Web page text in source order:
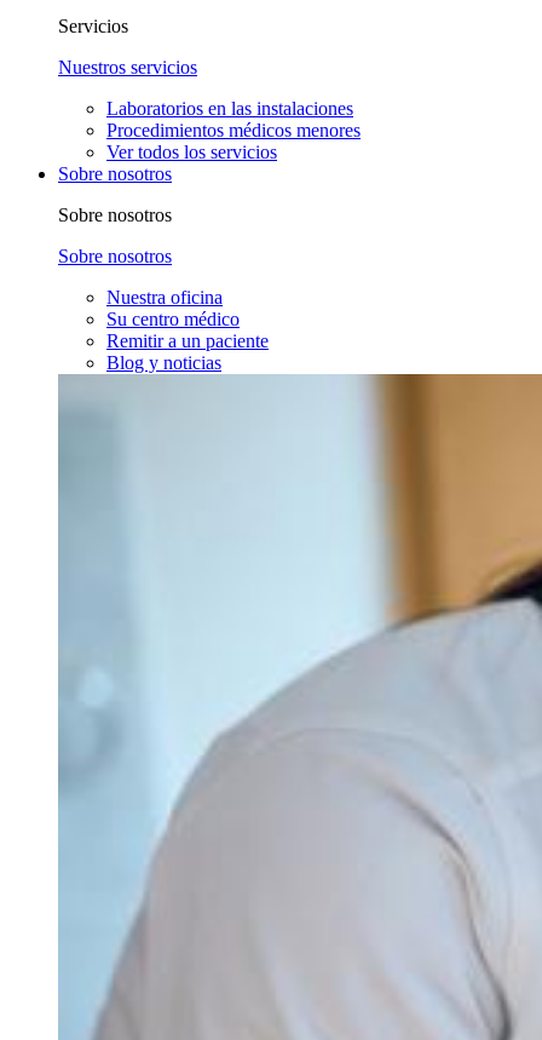
Servicios
Nuestros servicios
Laboratorios en las instalaciones
Procedimientos médicos menores
Ver todos los servicios
Sobre nosotros
Sobre nosotros
Sobre nosotros
Nuestra oficina
Su centro médico
Remitir a un paciente
Blog y noticias